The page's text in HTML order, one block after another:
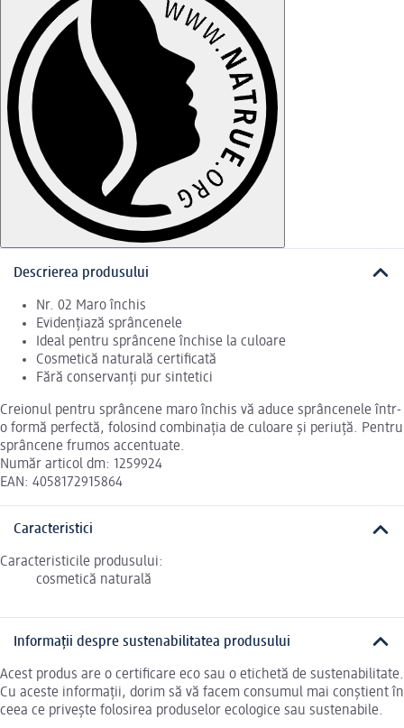
Descrierea produsului
Nr. 02 Maro închis
Evidențiază sprâncenele
Ideal pentru sprâncene închise la culoare
Cosmetică naturală certificată
Fără conservanți pur sintetici
Creionul pentru sprâncene maro închis vă aduce sprâncenele într-
o formă perfectă, folosind combinația de culoare și periuță. Pentru
sprâncene frumos accentuate.
Număr articol dm: 1259924
EAN: 4058172915864
Caracteristici
Caracteristicile produsului:
cosmetică naturală
Informații despre sustenabilitatea produsului
Acest produs are o certificare eco sau o etichetă de sustenabilitate.
Cu aceste informații, dorim să vă facem consumul mai conștient în
ceea ce privește folosirea produselor ecologice sau sustenabile.